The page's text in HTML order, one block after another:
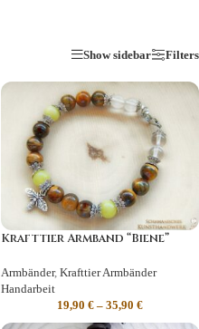
Show sidebar Filters
Krafttier Armband “Biene”
Armbänder, Krafttier Armbänder
Handarbeit
19,90 € – 35,90 €